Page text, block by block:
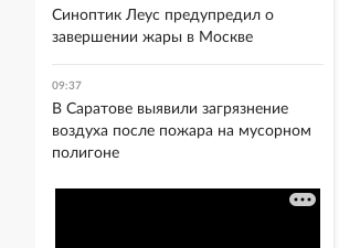
Синоптик Леус предупредил о
завершении жары в Москве
09:37
В Саратове выявили загрязнение
воздуха после пожара на мусорном
полигоне